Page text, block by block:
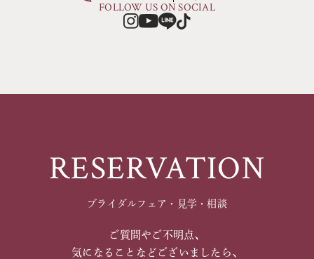
FOLLOW US ON SOCIAL
RESERVATION
ブライダルフェア・見学・相談
ご質問やご不明点、
気になることなどございましたら、